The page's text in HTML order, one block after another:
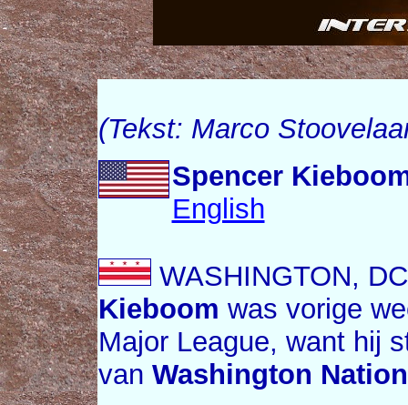
(Tekst: Marco
Spencer
English
WASHINGTON,
Kieboom was vorige
Major League, want hij
van Washington